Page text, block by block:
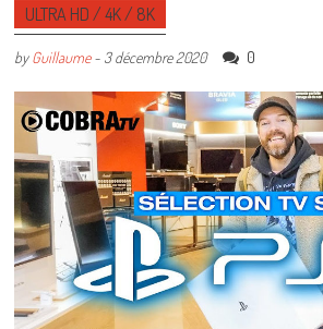
ULTRA HD / 4K / 8K
byGuillaume- 3 décembre 2020 0